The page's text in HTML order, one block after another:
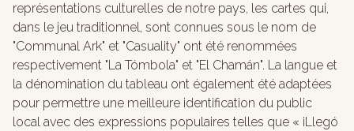
représentations culturelles de notre pays, les cartes qui,
dans le jeu traditionnel, sont connues sous le nom de
"Communal Ark" et "Casuality" ont été renommées
respectivement "La Tómbola" et "El Chamán". La langue et
la dénomination du tableau ont également été adaptées
pour permettre une meilleure identification du public
local avec des expressions populaires telles que « iLlegó